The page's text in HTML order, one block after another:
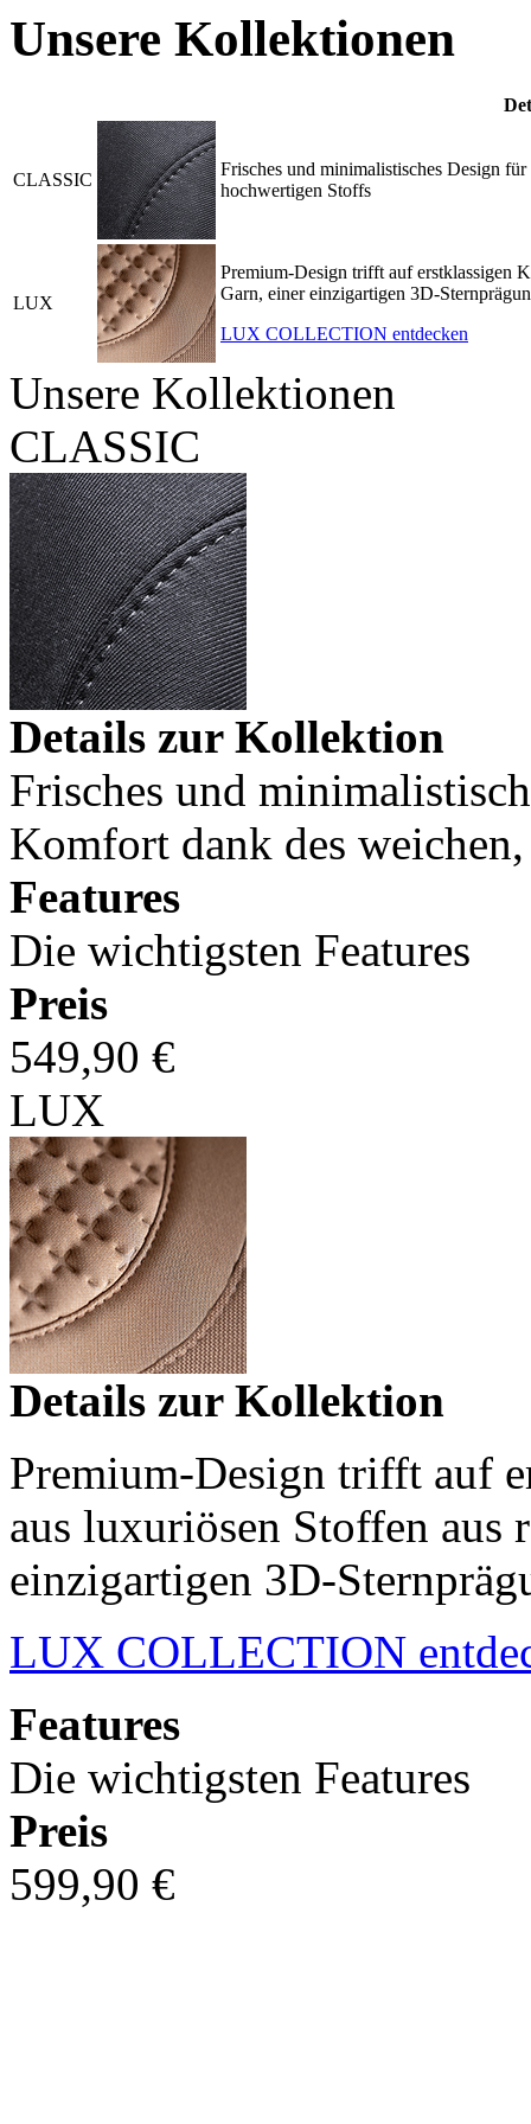
Unsere Kollektionen
CLASSIC
Frisches und minimalistisches Design
hochwertigen Stoffs
LUX
Premium-Design trifft auf erstklassigen
Garn, einer einzigartigen 3D-
LUX COLLECTION entdecken
Unsere Kollektionen
CLASSIC
Details zur Kollektion
Frisches und
Komfort dank des
Features
Die wichtigsten Features
Preis
549,90 €
LUX
Details zur Kollektion
Premium-Design trifft auf
aus luxuriösen Stoffen aus
einzigartigen 3D-
LUX COLLECTION
Features
Die wichtigsten Features
Preis
599,90 €